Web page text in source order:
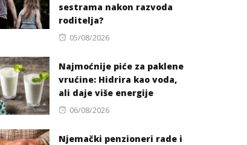
sestrama nakon razvoda
roditelja?
Posted
05/08/2026
Najmoćnije piće za paklene
vrućine: Hidrira kao voda,
ali daje više energije
Posted
06/08/2026
Njemački penzioneri rade i